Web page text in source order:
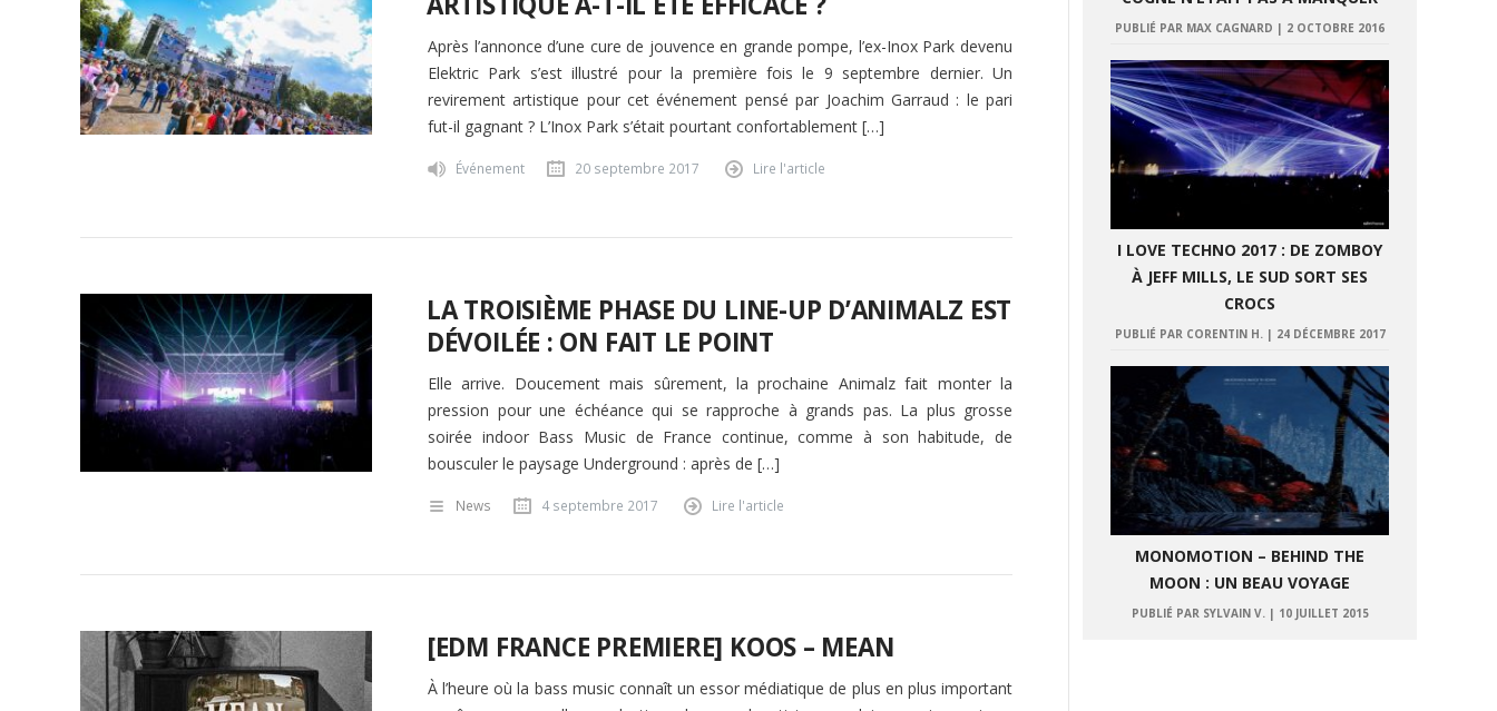
Après l’annonce d’une cure de jouvence en grande pompe, l’ex-Inox Park devenu
Elektric Park s’est illustré pour la première fois le 9 septembre dernier. Un
revirement artistique pour cet événement pensé par Joachim Garraud : le pari
fut-il gagnant ? L’Inox Park s’était pourtant confortablement […]
Événement 20 septembre 2017 Lire l'article
LA TROISIÈME PHASE DU LINE-UP D’ANIMALZ EST
DÉVOILÉE : ON FAIT LE POINT
Elle arrive. Doucement mais sûrement, la prochaine Animalz fait monter la
pression pour une échéance qui se rapproche à grands pas. La plus grosse
soirée indoor Bass Music de France continue, comme à son habitude, de
bousculer le paysage Underground : après de […]
News 4 septembre 2017 Lire l'article
[EDM FRANCE PREMIERE] KOOS – MEAN
À l’heure où la bass music connaît un essor médiatique de plus en plus important
PUBLIÉ PAR MAX CAGNARD | 2 OCTOBRE 2016
I LOVE TECHNO 2017 : DE ZOMBOY
À JEFF MILLS, LE SUD SORT SES
CROCS
PUBLIÉ PAR CORENTIN H.| 24 DÉCEMBRE 2017
MONOMOTION – BEHIND THE
MOON : UN BEAU VOYAGE
PUBLIÉ PAR SYLVAIN V.| 10 JUILLET 2015